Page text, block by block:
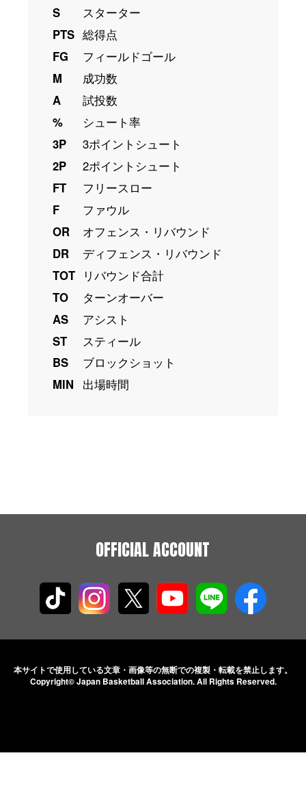
S
スターター
PTS 総得点
FG
フィールドゴール
M
成功数
A
試投数
%
シュート率
3P
3ポイントシュート
2P
2ポイントシュート
FT
フリースロー
F
ファウル
OR
オフェンス・リバウンド
DR
ディフェンス・リバウンド
TOT
リバウンド合計
TO
ターンオーバー
AS
アシスト
ST
スティール
BS
ブロックショット
MIN
出場時間
OFFICIAL ACCOUNT
本サイトで使用している文章・画像等の無断での複製・転載を禁止します。
Copyright© Japan Basketball Association.All Rights Reserved.